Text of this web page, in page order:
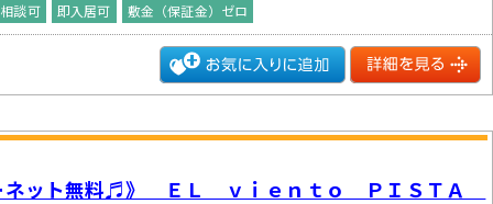
談可
即入居可 敷金（保証金）ゼロ
ネット無料♬》 ＥＬ ｖｉｅｎｔｏ ＰＩＳＴＡ